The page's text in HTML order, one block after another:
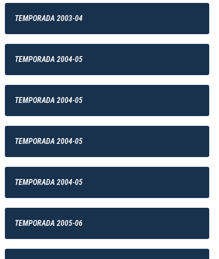
TEMPORADA 2003-04
TEMPORADA 2004-05
TEMPORADA 2004-05
TEMPORADA 2004-05
TEMPORADA 2004-05
TEMPORADA 2005-06